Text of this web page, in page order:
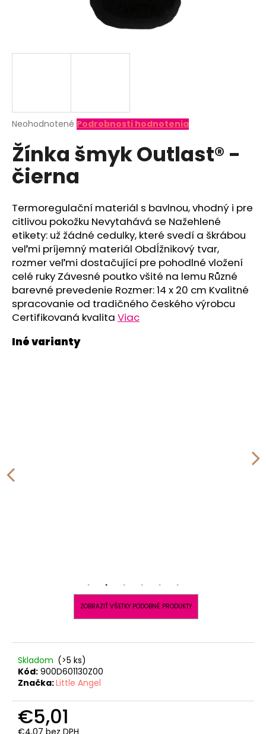
Priemerné
produktu
je
0,0
z
hviezdičiek.
Neohodnotené Podrobnosti hodnotenia
Žínka šmyk Outlast® -
čierna
Termoregulační materiál s bavlnou, vhodný i pre
citlivou pokožku Nevytahává se Nažehlené
etikety: už žádné cedulky, které svedí a škrábou
veľmi príjemný materiál Obdĺžnikový tvar,
rozmer veľmi dostačující pre pohodlné vložení
celé ruky Závesné poutko všité na lemu Různé
barevné prevedenie Rozmer: 14 x 20 cm Kvalitné
spracovanie od tradičného českého výrobcu
Certifikovaná kvalita Viac
ZOBRAZIŤ VŠETKY PODOBNÉ PRODUKTY
Skladom (>5 ks)
Kód: 900D601130Z00
Značka:Little Angel
€5,01
€4,07 bez DPH
d
p
o
r
ú
č
a
m
e
LEGÍNY